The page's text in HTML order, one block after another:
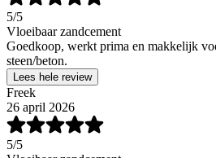
5/5
Vloeibaar zandcement
Goedkoop, werkt prima en makkelijk
steen/beton.
Lees hele review
Freek
26 april 2026
5/5